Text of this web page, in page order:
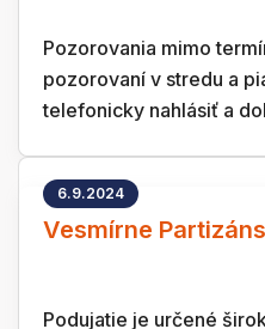
Pozorovania mimo
pozorovaní v stredu a
telefonicky nahlásiť a
6.9.2024
Vesmírne
Podujatie je určené